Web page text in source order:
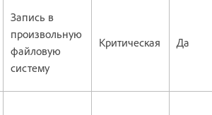
Запись в
произвольную
файловую
систему
Критическая Да